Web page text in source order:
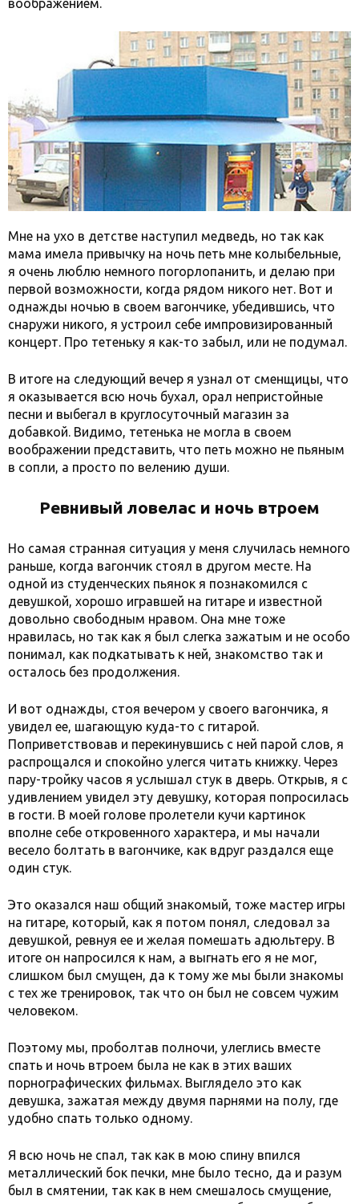
воображением.
Мне на ухо в детстве наступил медведь, но так как
мама имела привычку на ночь петь мне колыбельные,
я очень люблю немного погорлопанить, и делаю при
первой возможности, когда рядом никого нет. Вот и
однажды ночью в своем вагончике, убедившись, что
снаружи никого, я устроил себе импровизированный
концерт. Про тетеньку я как-то забыл, или не подумал.
В итоге на следующий вечер я узнал от сменщицы, что
я оказывается всю ночь бухал, орал непристойные
песни и выбегал в круглосуточный магазин за
добавкой. Видимо, тетенька не могла в своем
воображении представить, что петь можно не пьяным
в сопли, а просто по велению души.
Ревнивый ловелас и ночь втроем
Но самая странная ситуация у меня случилась немного
раньше, когда вагончик стоял в другом месте. На
одной из студенческих пьянок я познакомился с
девушкой, хорошо игравшей на гитаре и известной
довольно свободным нравом. Она мне тоже
нравилась, но так как я был слегка зажатым и не особо
понимал, как подкатывать к ней, знакомство так и
осталось без продолжения.
И вот однажды, стоя вечером у своего вагончика, я
увидел ее, шагающую куда-то с гитарой.
Поприветствовав и перекинувшись с ней парой слов, я
распрощался и спокойно улегся читать книжку. Через
пару-тройку часов я услышал стук в дверь. Открыв, я с
удивлением увидел эту девушку, которая попросилась
в гости. В моей голове пролетели кучи картинок
вполне себе откровенного характера, и мы начали
весело болтать в вагончике, как вдруг раздался еще
один стук.
Это оказался наш общий знакомый, тоже мастер игры
на гитаре, который, как я потом понял, следовал за
девушкой, ревнуя ее и желая помешать адюльтеру. В
итоге он напросился к нам, а выгнать его я не мог,
слишком был смущен, да к тому же мы были знакомы
с тех же тренировок, так что он был не совсем чужим
человеком.
Поэтому мы, проболтав полночи, улеглись вместе
спать и ночь втроем была не как в этих ваших
порнографических фильмах. Выглядело это как
девушка, зажатая между двумя парнями на полу, где
удобно спать только одному.
Я всю ночь не спал, так как в мою спину впился
металлический бок печки, мне было тесно, да и разум
был в смятении, так как в нем смешалось смущение,